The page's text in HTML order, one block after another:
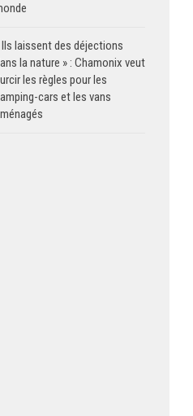
Ils laissent des déjections
la nature » : Chamonix veut
les règles pour les
cars et les vans